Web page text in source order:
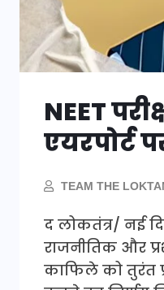
NEET
एयरपोर्ट
TEAM THE
द लोकतंत्र/ नई
राजनीतिक और
काफिले को तुरंत